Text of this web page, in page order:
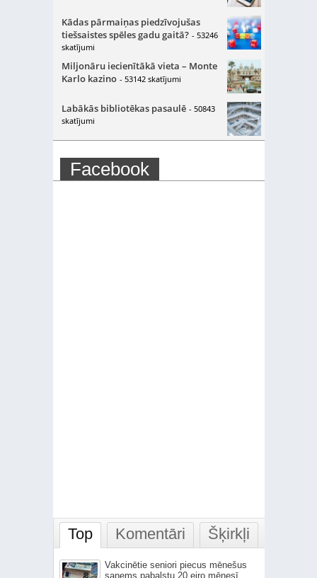
Kādas pārmaiņas piedzīvojušas
tiešsaistes spēles gadu gaitā? - 53246
skatījumi
Miljonāru iecienītākā vieta – Monte
Karlo kazino - 53142 skatījumi
Labākās bibliotēkas pasaulē - 50843
skatījumi
Facebook
Top Komentāri Šķirkļi
Vakcinētie seniori piecus mēnešus
saņems pabalstu 20 eiro mēnesī